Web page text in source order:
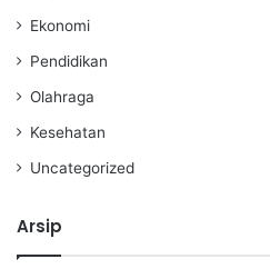
Ekonomi
Pendidikan
Olahraga
Kesehatan
Uncategorized
Arsip